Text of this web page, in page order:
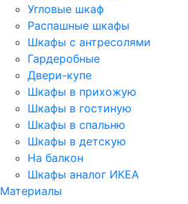
Угловые шкаф
Распашные шкафы
Шкафы с антресолями
Гардеробные
Двери-купе
Шкафы в прихожую
Шкафы в гостиную
Шкафы в спальню
Шкафы в детскую
На балкон
Шкафы аналог ИКЕА
Материалы